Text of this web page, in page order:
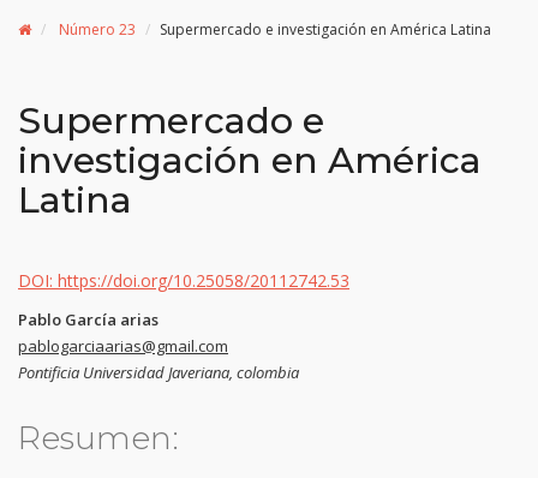
Número 23 Supermercado e investigación en América Latina
Supermercado e
investigación en América
Latina
DOI: https://doi.org/10.25058/20112742.53
Pablo García arias
pablogarciaarias@gmail.com
Pontificia Universidad Javeriana, colombia
Resumen: